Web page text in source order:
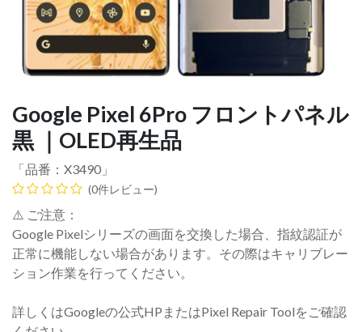
Google Pixel 6Pro フロントパネル
黒 ｜OLED再生品
「品番： X3490 」
(0件レビュー)
⚠️ ご注意：
Google Pixelシリーズの画面を交換した場合、指紋認証が
正常に機能しない場合があります。その際はキャリブレー
ション作業を行ってください。
詳しくはGoogleの公式HPまたはPixel Repair Toolをご確認